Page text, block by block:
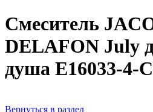
Смеситель
DELAFON July
душа E16033-4-
Вернуться в раздел